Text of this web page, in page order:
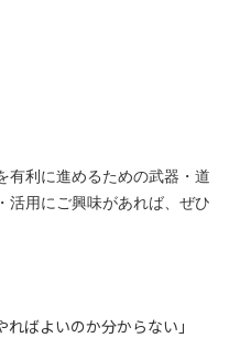
有利に進めるための武器・道
活用にご興味があれば、ぜひ
ればよいのか分からない」